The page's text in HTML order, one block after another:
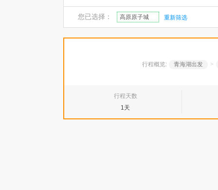
您已选择： 高原原子城 重新筛选
行程概览: 青海湖出发 >
行程天数
1天